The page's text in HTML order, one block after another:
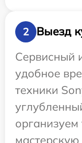
2
Выезд
Сервисный
удобное
техники
организуем